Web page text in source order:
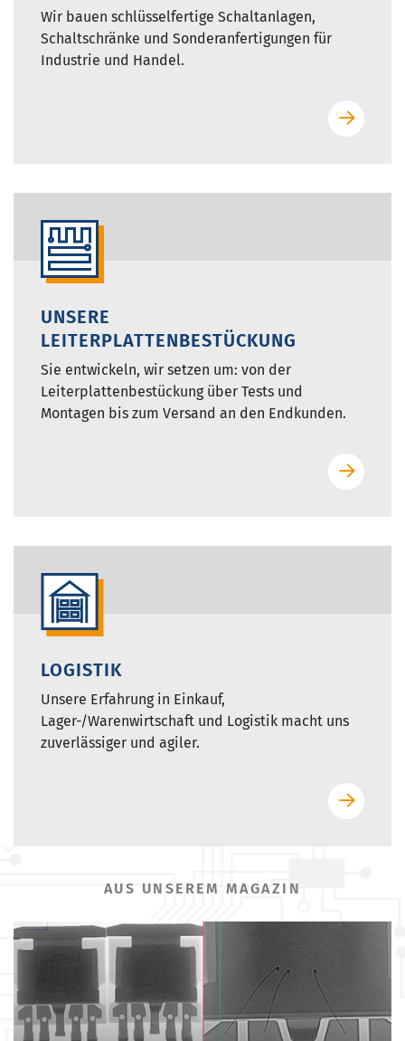
Wir bauen schlüsselfertige Schaltanlagen,
Schaltschränke und Sonderanfertigungen für
Industrie und Handel.
UNSERE
LEITERPLATTENBESTÜCKUNG
Sie entwickeln, wir setzen um: von der
Leiterplattenbestückung über Tests und
Montagen bis zum Versand an den Endkunden.
LOGISTIK
Unsere Erfahrung in Einkauf,
Lager-/Warenwirtschaft und Logistik macht uns
zuverlässiger und agiler.
AUS UNSEREM MAGAZIN